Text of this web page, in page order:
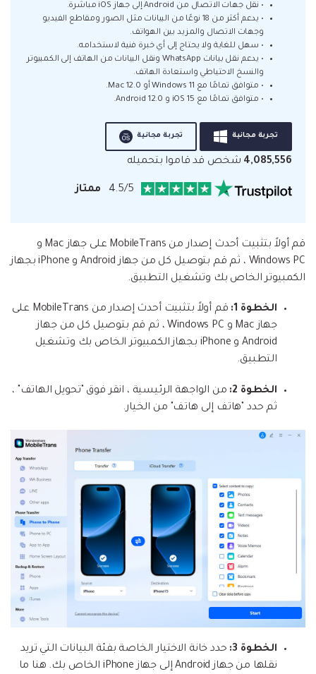
• نقل جهات الاتصال من Android إلى جهاز iOS مباشرة.
• يدعم أكثر من 18 نوعًا من البيانات مثل الصور ومقاطع الفيديو
وجهات الاتصال والمزيد بين الهواتف.
• سهل للغاية ولا يحتاج إلى أي خبرة فنية لاستخدامه.
• يدعم نقل بيانات WhatsApp ونقل البيانات من الهاتف إلى الكمبيوتر
والنسخ الاحتياطي واستعادة الهاتف.
• متوافق تمامًا مع Windows 11 أو Mac 12.0.
• متوافق تمامًا مع iOS 15 و Android 12.0.
تجربة مجانية تجربة مجانية
4,085,556 شخص قد قاموا بتحميله
4.5/5 ممتاز
قم أولاً بتثبيت أحدث إصدار من MobileTrans على جهاز Mac و
Windows PC ، ثم قم بتوصيل كل من جهاز Android و iPhone بجهاز
الكمبيوتر الخاص بك وتشغيل التطبيق.
الخطوة 1:
قم أولاً بتثبيت أحدث إصدار من MobileTrans على
جهاز Mac و Windows PC ، ثم قم بتوصيل كل من جهاز
Android و iPhone بجهاز الكمبيوتر الخاص بك وتشغيل
التطبيق.
الخطوة 2:
من الواجهة الرئيسية ، انقر فوق "تحويل الهاتف" ،
ثم حدد "هاتف إلى هاتف" من الخيار.
الخطوة 3:
حدد خانة الاختيار الخاصة بفئة البيانات التي تريد
نقلها من جهاز Android إلى جهاز iPhone الخاص بك. هنا ما